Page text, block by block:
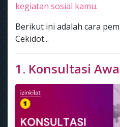
kegiatan sosial kamu.
Berikut ini adalah cara
Cekidot...
1. Konsultasi